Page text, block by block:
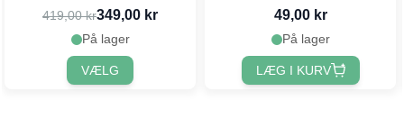
419,00 kr349,00 kr
På lager
VÆLG
49,00 kr
På lager
LÆG I KURV